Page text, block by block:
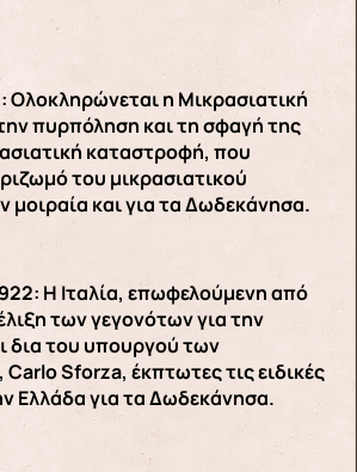
Ολοκληρώνεται η Μικρασιατική
πυρπόληση και τη σφαγή της
καταστροφή, που
του μικρασιατικού
μοιραία και για τα Δωδεκάνησα.
Η Ιταλία, επωφελούμενη από
των γεγονότων για την
δια του υπουργού των
Sforza, έκπτωτες τις ειδικές
Ελλάδα για τα Δωδεκάνησα.